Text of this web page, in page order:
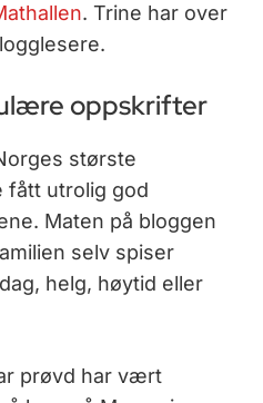
. Trine har over
oppskrifter
største
fått utrolig god
Maten på bloggen
selv spiser
helg, høytid eller
prøvd har vært